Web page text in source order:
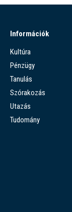
Információk
Kultúra
Pénzügy
Tanulás
Szórakozás
Utazás
Tudomány